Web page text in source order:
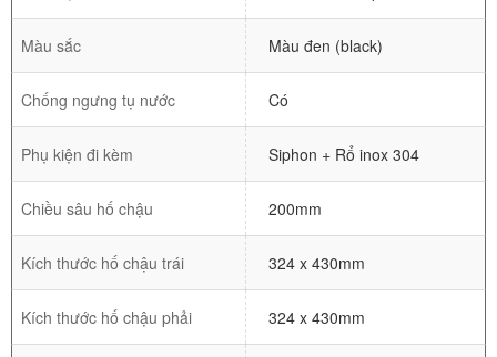
Màu sắc Màu đen (black)
Chống ngưng tụ nước Có
Phụ kiện đi kèm Siphon + Rổ inox 304
Chiều sâu hố chậu 200mm
Kích thước hố chậu trái 324 x 430mm
Kích thước hố chậu phải 324 x 430mm